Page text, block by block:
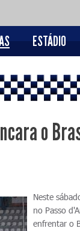
ESTÁDIO
o
Neste
no Passo
enfrentar o